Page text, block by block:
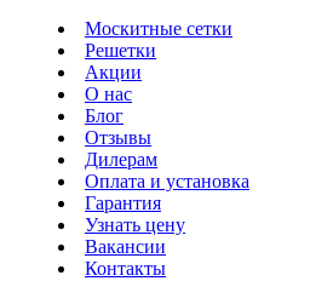
Москитные сетки
Решетки
Акции
О нас
Блог
Отзывы
Дилерам
Оплата и установка
Гарантия
Узнать цену
Вакансии
Контакты